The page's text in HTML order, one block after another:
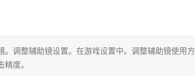
调整辅助镜设置。在游戏设置中。调整辅助镜使用方
度。